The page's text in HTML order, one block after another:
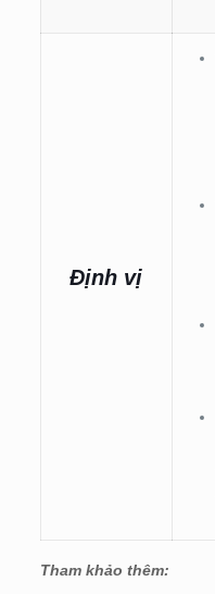
Định vị
Tham khảo thêm: